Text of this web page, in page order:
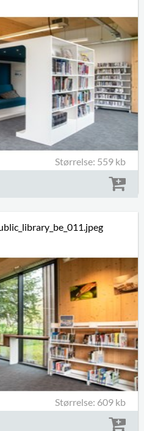
Størrelse: 559 kb
Størrelse: 609 kb